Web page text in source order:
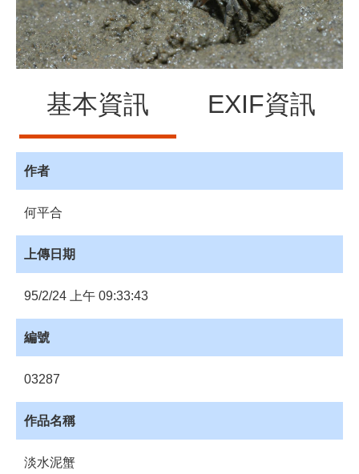
發
布
諮
詢
會
員
專
區
員
網
站
購
物
基本資訊 EXIF資訊
作者
何平合
上傳日期
95/2/24 上午 09:33:43
編號
03287
作品名稱
淡水泥蟹